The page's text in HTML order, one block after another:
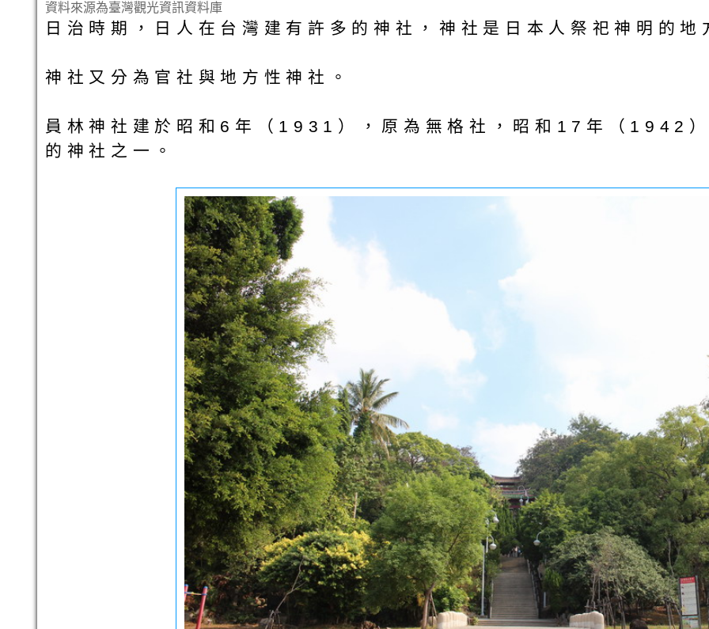
資料來源為臺灣觀光資訊資料庫
日治時期，日人在台灣建有許多的神社，神社是日本人祭祀神明的地
神社又分為官社與地方性神社。
員林神社建於昭和6年（1931），原為無格社，昭和17年（1942
的神社之一。